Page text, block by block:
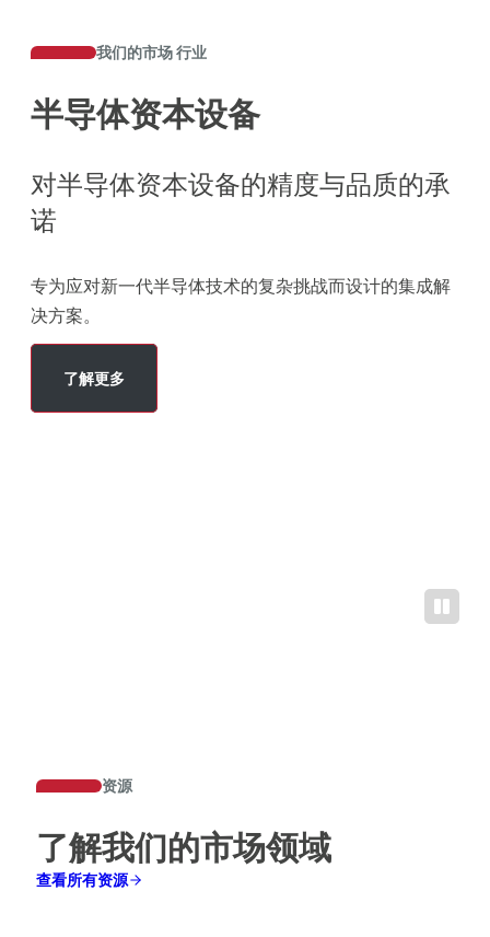
我们的市场 行业
半导体资本设备
对半导体资本设备的精度与品质的承
诺
专为应对新一代半导体技术的复杂挑战而设计的集成解
决方案。
了解更多
资源
了解我们的市场领域
查看所有资源